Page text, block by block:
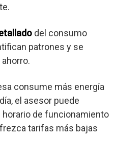
del consumo
patrones y se
consume más energía
el asesor puede
de funcionamiento
tarifas más bajas